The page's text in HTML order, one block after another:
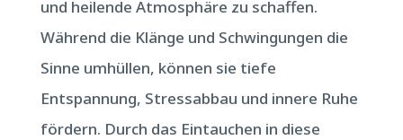
und heilende Atmosphäre zu schaffen.
Während die Klänge und Schwingungen die
Sinne umhüllen, können sie tiefe
Entspannung, Stressabbau und innere Ruhe
fördern. Durch das Eintauchen in diese